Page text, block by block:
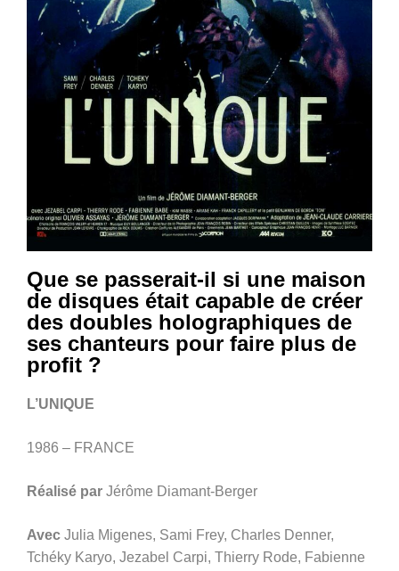
Que se passerait-il si une maison
de disques était capable de créer
des doubles holographiques de
ses chanteurs pour faire plus de
profit ?
L’UNIQUE
1986 – FRANCE
Réalisé par Jérôme Diamant-Berger
Avec Julia Migenes, Sami Frey, Charles Denner,
Tchéky Karyo, Jezabel Carpi, Thierry Rode, Fabienne